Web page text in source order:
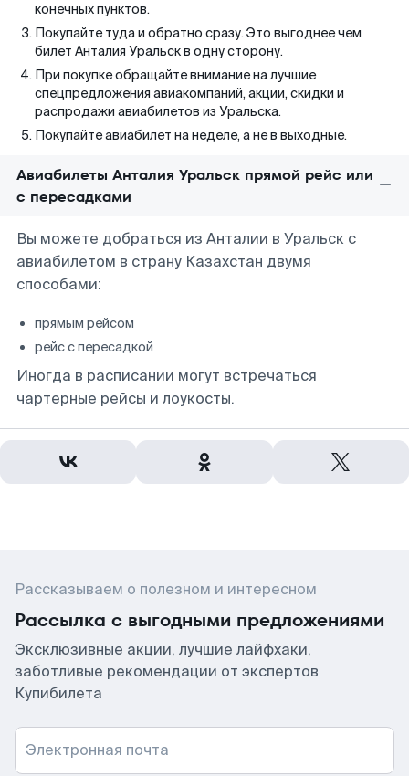
конечных пунктов.
Покупайте туда и обратно сразу. Это выгоднее чем
билет Анталия Уральск в одну сторону.
При покупке обращайте внимание на лучшие
спецпредложения авиакомпаний, акции, скидки и
распродажи авиабилетов из Уральска.
Покупайте авиабилет на неделе, а не в выходные.
Авиабилеты Анталия Уральск прямой рейс или
с пересадками
Вы можете добраться из Анталии в Уральск с
авиабилетом в страну Казахстан двумя
способами:
прямым рейсом
рейс с пересадкой
Иногда в расписании могут встречаться
чартерные рейсы и лоукосты.
Рассказываем о полезном и интересном
Рассылка с выгодными предложениями
Эксклюзивные акции, лучшие лайфхаки,
заботливые рекомендации от экспертов
Купибилета
Электронная почта